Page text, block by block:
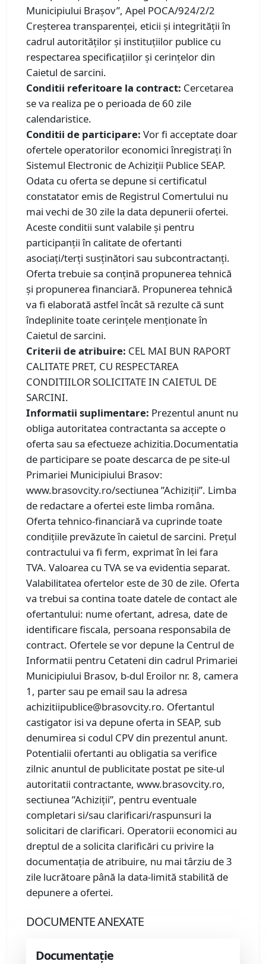
Municipiului Brașov”, Apel POCA/924/2/2
Creșterea transparenței, eticii și integrității în
cadrul autorităților și instituțiilor publice cu
respectarea specificațiilor și cerințelor din
Caietul de sarcini.
Conditii referitoare la contract: Cercetarea
se va realiza pe o perioada de 60 zile
calendaristice.
Conditii de participare: Vor fi acceptate doar
ofertele operatorilor economici înregistrați în
Sistemul Electronic de Achiziții Publice SEAP.
Odata cu oferta se depune si certificatul
constatator emis de Registrul Comertului nu
mai vechi de 30 zile la data depunerii ofertei.
Aceste conditii sunt valabile și pentru
participanții în calitate de ofertanti
asociați/terţi susţinători sau subcontractanți.
Oferta trebuie sa conțină propunerea tehnică
și propunerea financiară. Propunerea tehnică
va fi elaborată astfel încât să rezulte că sunt
îndeplinite toate cerinţele menţionate în
Caietul de sarcini.
Criterii de atribuire: CEL MAI BUN RAPORT
CALITATE PRET, CU RESPECTAREA
CONDITIILOR SOLICITATE IN CAIETUL DE
SARCINI.
Informatii suplimentare: Prezentul anunt nu
obliga autoritatea contractanta sa accepte o
oferta sau sa efectueze achizitia.Documentatia
de participare se poate descarca de pe site-ul
Primariei Municipiului Brasov:
www.brasovcity.ro/sectiunea ”Achiziții”. Limba
de redactare a ofertei este limba româna.
Oferta tehnico-financiară va cuprinde toate
condițiile prevăzute în caietul de sarcini. Prețul
contractului va fi ferm, exprimat în lei fara
TVA. Valoarea cu TVA se va evidentia separat.
Valabilitatea ofertelor este de 30 de zile. Oferta
va trebui sa contina toate datele de contact ale
ofertantului: nume ofertant, adresa, date de
identificare fiscala, persoana responsabila de
contract. Ofertele se vor depune la Centrul de
Informatii pentru Cetateni din cadrul Primariei
Municipiului Brasov, b-dul Eroilor nr. 8, camera
1, parter sau pe email sau la adresa
achizitiipublice@brasovcity.ro. Ofertantul
castigator isi va depune oferta in SEAP, sub
denumirea si codul CPV din prezentul anunt.
Potentialii ofertanti au obligatia sa verifice
zilnic anuntul de publicitate postat pe site-ul
autoritatii contractante, www.brasovcity.ro,
sectiunea ”Achiziții”, pentru eventuale
completari si/sau clarificari/raspunsuri la
solicitari de clarificari. Operatorii economici au
dreptul de a solicita clarificări cu privire la
documentația de atribuire, nu mai târziu de 3
zile lucrătoare până la data-limită stabilită de
depunere a ofertei.
DOCUMENTE ANEXATE
Documentație